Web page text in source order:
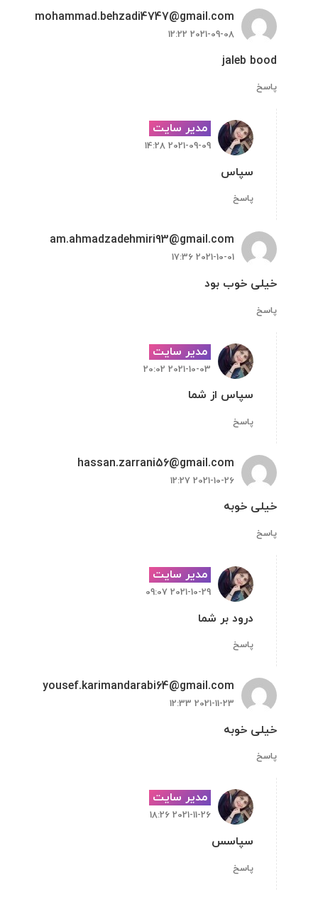
mohammad.behzadi4747@gmail.com
2021-09-08 12:22
jaleb bood
پاسخ
مدیر سایت
2021-09-09 14:28
سپاس
پاسخ
am.ahmadzadehmiri93@gmail.com
2021-10-01 17:36
خیلی خوب بود
پاسخ
مدیر سایت
2021-10-03 20:02
سپاس از شما
پاسخ
hassan.zarrani56@gmail.com
2021-10-26 12:27
خیلی خوبه
پاسخ
مدیر سایت
2021-10-29 09:07
درود بر شما
پاسخ
yousef.karimandarabi64@gmail.com
2021-11-23 12:33
خیلی خوبه
پاسخ
مدیر سایت
2021-11-26 18:26
سپاسس
پاسخ